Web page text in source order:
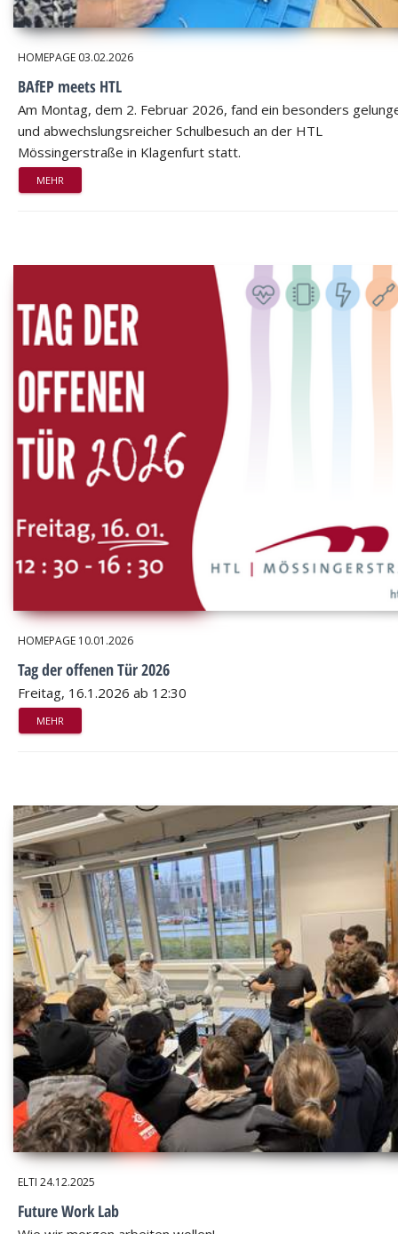
HOMEPAGE 03.02.2026
BAfEP meets HTL
Am Montag, dem 2. Februar 2026, fand ein besonders
und abwechslungsreicher Schulbesuch an der HTL
Mössingerstraße in Klagenfurt statt.
MEHR
HOMEPAGE 10.01.2026
Tag der offenen Tür 2026
Freitag, 16.1.2026 ab 12:30
MEHR
ELTI 24.12.2025
Future Work Lab